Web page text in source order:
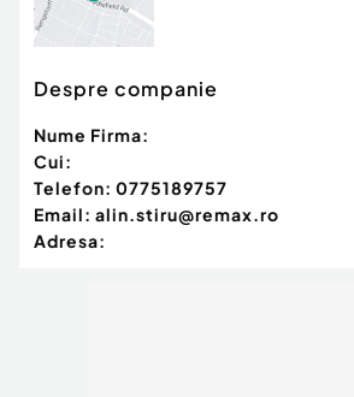
Despre companie
Nume Firma:
Cui:
Telefon: 0775189757
Email: alin.stiru@remax.ro
Adresa: